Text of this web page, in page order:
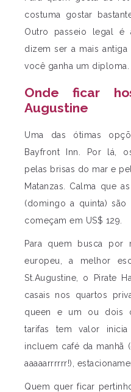
costuma gostar
Outro passeio legal é
dizem ser a mais
você ganha um diploma.
Onde ficar
Augustine
Uma das ótimas
Bayfront Inn. Por lá,
pelas brisas do mar e
Matanzas. Calma que
(domingo a quinta) são
começam em US$ 129.
Para quem busca por
europeu, a melhor
St.Augustine, o Pirate
casais nos quartos
queen e um ou dois
tarifas tem valor
incluem café da manhã
aaaaarrrrrr!),
Quem quer ficar